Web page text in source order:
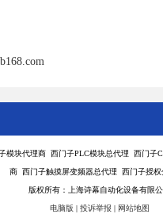
模块代理商 西门子PLC模块总代理 西门子
商 西门子触摸屏变频器总代理 西门子授权
版权所有：上海诗幕自动化设备有限公
电脑版 | 投诉举报 | 网站地图